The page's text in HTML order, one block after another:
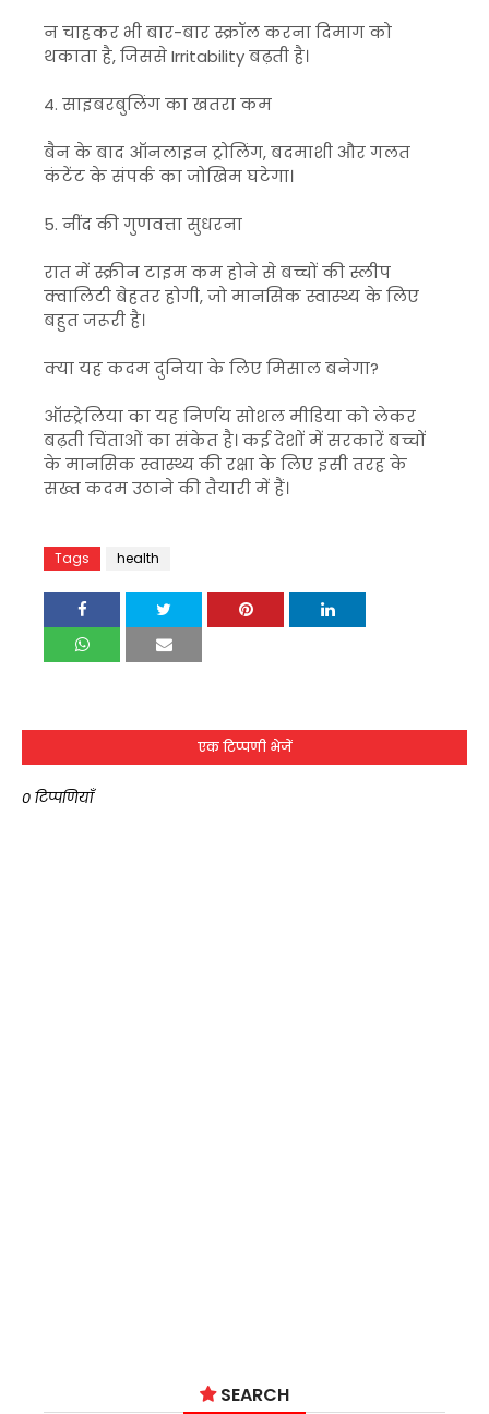
न चाहकर भी बार-बार स्क्रॉल करना दिमाग को
थकाता है, जिससे Irritability बढ़ती है।
4. साइबरबुलिंग का खतरा कम
बैन के बाद ऑनलाइन ट्रोलिंग, बदमाशी और गलत
कंटेंट के संपर्क का जोखिम घटेगा।
5. नींद की गुणवत्ता सुधरना
रात में स्क्रीन टाइम कम होने से बच्चों की स्लीप
क्वालिटी बेहतर होगी, जो मानसिक स्वास्थ्य के लिए
बहुत जरूरी है।
क्या यह कदम दुनिया के लिए मिसाल बनेगा?
ऑस्ट्रेलिया का यह निर्णय सोशल मीडिया को लेकर
बढ़ती चिंताओं का संकेत है। कई देशों में सरकारें बच्चों
के मानसिक स्वास्थ्य की रक्षा के लिए इसी तरह के
सख्त कदम उठाने की तैयारी में हैं।
Tags health
एक टिप्पणी भेजें
0 टिप्पणियाँ
SEARCH